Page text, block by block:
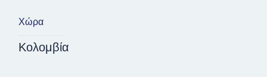
Χώρα
Κολομβία